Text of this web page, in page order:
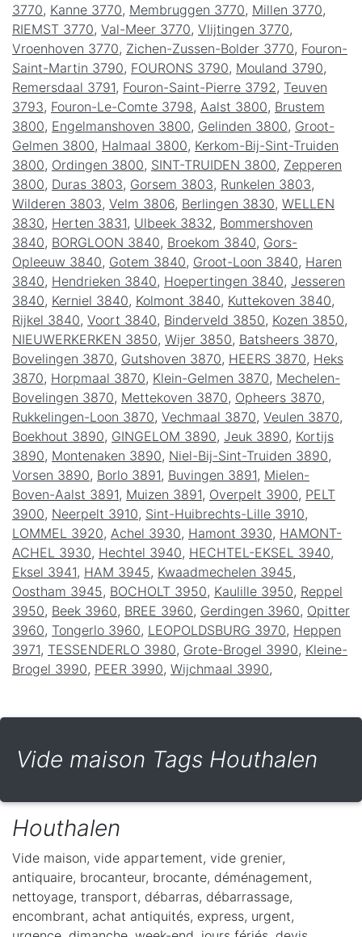
3770, Kanne 3770, Membruggen 3770, Millen 3770,
RIEMST 3770, Val-Meer 3770, Vlijtingen 3770,
Vroenhoven 3770, Zichen-Zussen-Bolder 3770, Fouron-
Saint-Martin 3790, FOURONS 3790, Mouland 3790,
Remersdaal 3791, Fouron-Saint-Pierre 3792 , Teuven
3793, Fouron-Le-Comte 3798, Aalst 3800, Brustem
3800, Engelmanshoven 3800, Gelinden 3800, Groot-
Gelmen 3800, Halmaal 3800, Kerkom-Bij-Sint-Truiden
3800, Ordingen 3800, SINT-TRUIDEN 3800, Zepperen
3800, Duras 3803, Gorsem 3803, Runkelen 3803,
Wilderen 3803, Velm 3806, Berlingen 3830, WELLEN
3830, Herten 3831, Ulbeek 3832 , Bommershoven
3840, BORGLOON 3840, Broekom 3840, Gors-
Opleeuw 3840, Gotem 3840, Groot-Loon 3840, Haren
3840, Hendrieken 3840, Hoepertingen 3840, Jesseren
3840, Kerniel 3840, Kolmont 3840, Kuttekoven 3840,
Rijkel 3840, Voort 3840, Binderveld 3850, Kozen 3850,
NIEUWERKERKEN 3850, Wijer 3850, Batsheers 3870,
Bovelingen 3870, Gutshoven 3870, HEERS 3870, Heks
3870, Horpmaal 3870, Klein-Gelmen 3870, Mechelen-
Bovelingen 3870, Mettekoven 3870, Opheers 3870,
Rukkelingen-Loon 3870, Vechmaal 3870, Veulen 3870,
Boekhout 3890, GINGELOM 3890, Jeuk 3890, Kortijs
3890, Montenaken 3890, Niel-Bij-Sint-Truiden 3890,
Vorsen 3890, Borlo 3891, Buvingen 3891, Mielen-
Boven-Aalst 3891, Muizen 3891, Overpelt 3900, PELT
3900, Neerpelt 3910, Sint-Huibrechts-Lille 3910,
LOMMEL 3920, Achel 3930, Hamont 3930, HAMONT-
ACHEL 3930, Hechtel 3940, HECHTEL-EKSEL 3940,
Eksel 3941, HAM 3945, Kwaadmechelen 3945,
Oostham 3945, BOCHOLT 3950, Kaulille 3950, Reppel
3950, Beek 3960, BREE 3960, Gerdingen 3960, Opitter
3960, Tongerlo 3960, LEOPOLDSBURG 3970, Heppen
3971, TESSENDERLO 3980, Grote-Brogel 3990, Kleine-
Brogel 3990, PEER 3990, Wijchmaal 3990,
Vide maison Tags Houthalen
Houthalen
Vide maison, vide appartement, vide grenier,
antiquaire, brocanteur, brocante, déménagement,
nettoyage, transport, débarras, débarrassage,
encombrant, achat antiquités, express, urgent,